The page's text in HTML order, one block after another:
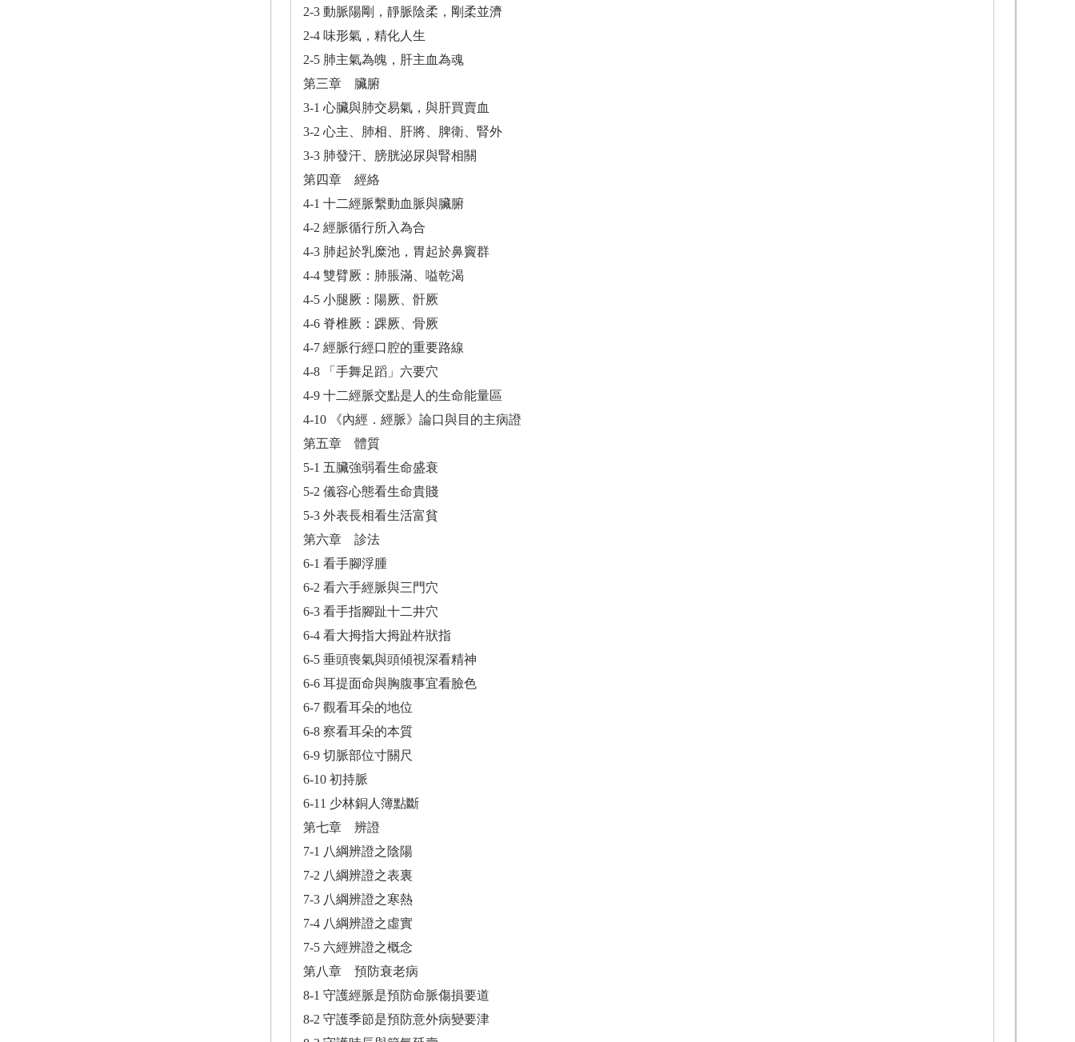
2-3 動脈陽剛，靜脈陰柔，剛柔並濟
2-4 味形氣，精化人生
2-5 肺主氣為魄，肝主血為魂
第三章 臟腑
3-1 心臟與肺交易氣，與肝買賣血
3-2 心主、肺相、肝將、脾衛、腎外
3-3 肺發汗、膀胱泌尿與腎相關
第四章 經絡
4-1 十二經脈繫動血脈與臟腑
4-2 經脈循行所入為合
4-3 肺起於乳糜池，胃起於鼻竇群
4-4 雙臂厥：肺脹滿、嗌乾渴
4-5 小腿厥：陽厥、骭厥
4-6 脊椎厥：踝厥、骨厥
4-7 經脈行經口腔的重要路線
4-8 「手舞足蹈」六要穴
4-9 十二經脈交點是人的生命能量區
4-10 《內經．經脈》論口與目的主病證
第五章 體質
5-1 五臟強弱看生命盛衰
5-2 儀容心態看生命貴賤
5-3 外表長相看生活富貧
第六章 診法
6-1 看手腳浮腫
6-2 看六手經脈與三門穴
6-3 看手指腳趾十二井穴
6-4 看大拇指大拇趾杵狀指
6-5 垂頭喪氣與頭傾視深看精神
6-6 耳提面命與胸腹事宜看臉色
6-7 觀看耳朵的地位
6-8 察看耳朵的本質
6-9 切脈部位寸關尺
6-10 初持脈
6-11 少林銅人簿點斷
第七章 辨證
7-1 八綱辨證之陰陽
7-2 八綱辨證之表裏
7-3 八綱辨證之寒熱
7-4 八綱辨證之虛實
7-5 六經辨證之概念
第八章 預防衰老病
8-1 守護經脈是預防命脈傷損要道
8-2 守護季節是預防意外病變要津